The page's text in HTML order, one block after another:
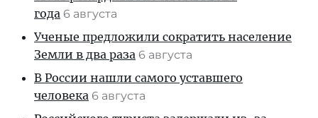
года 6 августа
Ученые предложили сократить население
Земли в два раза 6 августа
В России нашли самого уставшего
человека 6 августа